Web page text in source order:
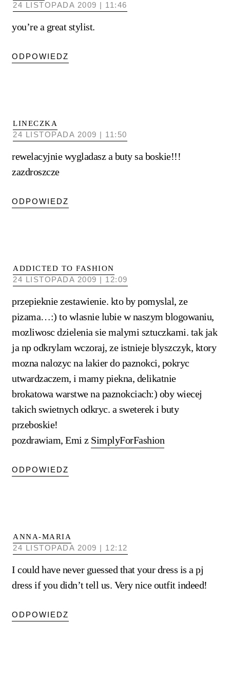
24 LISTOPADA 2009 | 11:46
you’re a great stylist.
ODPOWIEDZ
LINECZKA
24 LISTOPADA 2009 | 11:50
rewelacyjnie wygladasz a buty sa boskie!!!
zazdroszcze
ODPOWIEDZ
ADDICTED TO FASHION
24 LISTOPADA 2009 | 12:09
przepieknie zestawienie. kto by pomyslal, ze
pizama…:) to wlasnie lubie w naszym blogowaniu,
mozliwosc dzielenia sie malymi sztuczkami. tak jak
ja np odkrylam wczoraj, ze istnieje blyszczyk, ktory
mozna nalozyc na lakier do paznokci, pokryc
utwardzaczem, i mamy piekna, delikatnie
brokatowa warstwe na paznokciach:) oby wiecej
takich swietnych odkryc. a sweterek i buty
przeboskie!
pozdrawiam, Emi z SimplyForFashion
ODPOWIEDZ
ANNA-MARIA
24 LISTOPADA 2009 | 12:12
I could have never guessed that your dress is a pj
dress if you didn’t tell us. Very nice outfit indeed!
ODPOWIEDZ